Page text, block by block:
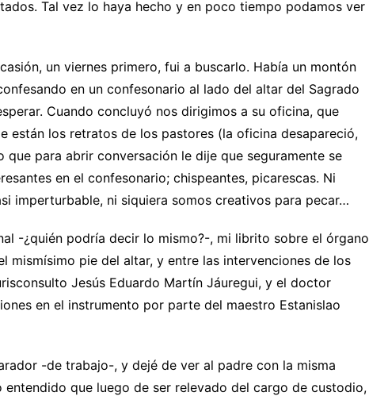
Tal vez lo haya hecho y en poco tiempo podamos ver
un viernes primero, fui a buscarlo. Había un montón
en un confesonario al lado del altar del Sagrado
Cuando concluyó nos dirigimos a su oficina, que
están los retratos de los pastores (la oficina desapareció,
para abrir conversación le dije que seguramente se
en el confesonario; chispeantes, picarescas. Ni
imperturbable, ni siquiera somos creativos para pecar…
-¿quién podría decir lo mismo?-, mi librito sobre el órgano
mismísimo pie del altar, y entre las intervenciones de los
Jesús Eduardo Martín Jáuregui, y el doctor
en el instrumento por parte del maestro Estanislao
-de trabajo-, y dejé de ver al padre con la misma
entendido que luego de ser relevado del cargo de custodio,